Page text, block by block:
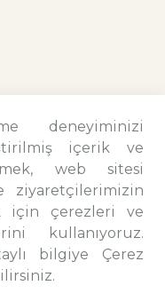
deneyiminizi
içerik ve
web sitesi
ziyaretçilerimizin
için çerezleri ve
kullanıyoruz.
bilgiye Çerez